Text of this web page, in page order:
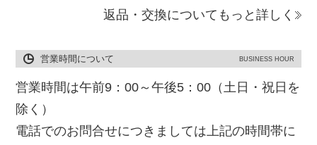
返品・交換についてもっと詳しく
営業時間について BUSINESS HOUR
営業時間は午前9：00～午後5：00（土日・祝日を
除く）
電話でのお問合せにつきましては上記の時間帯に